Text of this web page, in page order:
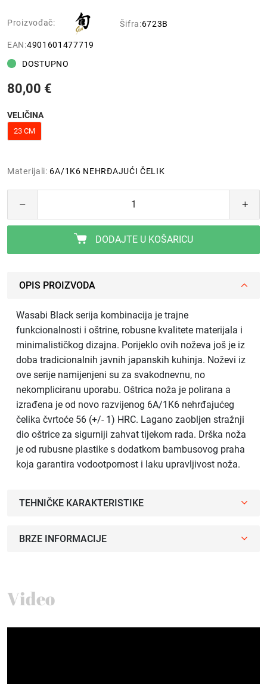
Proizvođač: Šifra:6723B
EAN:4901601477719
DOSTUPNO
80,00 €
VELIČINA
23 CM
Materijali: 6A/1K6 NEHRĐAJUĆI ČELIK
DODAJTE U KOŠARICU
OPIS PROIZVODA
Wasabi Black serija kombinacija je trajne
funkcionalnosti i oštrine, robusne kvalitete materijala i
minimalističkog dizajna. Porijeklo ovih noževa još je iz
doba tradicionalnih javnih japanskih kuhinja. Noževi iz
ove serije namijenjeni su za svakodnevnu, no
nekompliciranu uporabu. Oštrica noža je polirana a
izrađena je od novo razvijenog 6A/1K6 nehrđajućeg
čelika čvrtoće 56 (+/- 1) HRC. Lagano zaobljen stražnji
dio oštrice za sigurniji zahvat tijekom rada. Drška noža
je od rubusne plastike s dodatkom bambusovog praha
koja garantira vodootpornost i laku upravljivost noža.
TEHNIČKE KARAKTERISTIKE
BRZE INFORMACIJE
Video